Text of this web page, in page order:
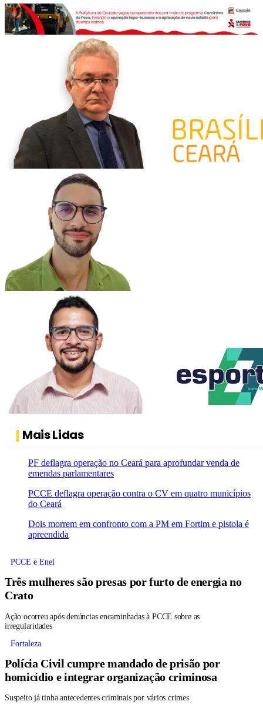
Mais Lidas
PF deflagra operação no Ceará para aprofundar venda de
emendas parlamentares
PCCE deflagra operação contra o CV em quatro municípios
do Ceará
Dois morrem em confronto com a PM em Fortim e pistola é
apreendida
PCCE e Enel
Três mulheres são presas por furto de energia no
Crato
Ação ocorreu após denúncias encaminhadas à PCCE sobre as
irregularidades
Fortaleza
Polícia Civil cumpre mandado de prisão por
homicídio e integrar organização criminosa
Suspeito já tinha antecedentes criminais por vários crimes